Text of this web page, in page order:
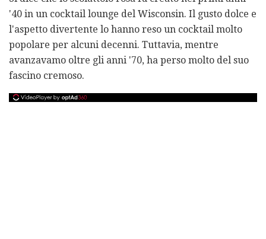
'40 in un cocktail lounge del Wisconsin. Il gusto dolce e
l'aspetto divertente lo hanno reso un cocktail molto
popolare per alcuni decenni. Tuttavia, mentre
avanzavamo oltre gli anni '70, ha perso molto del suo
fascino cremoso.